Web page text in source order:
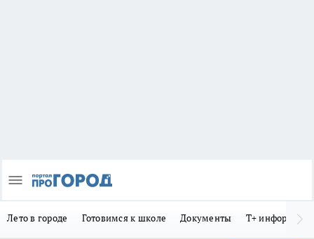
Лето в городе Готовимся к школе Документы Т+